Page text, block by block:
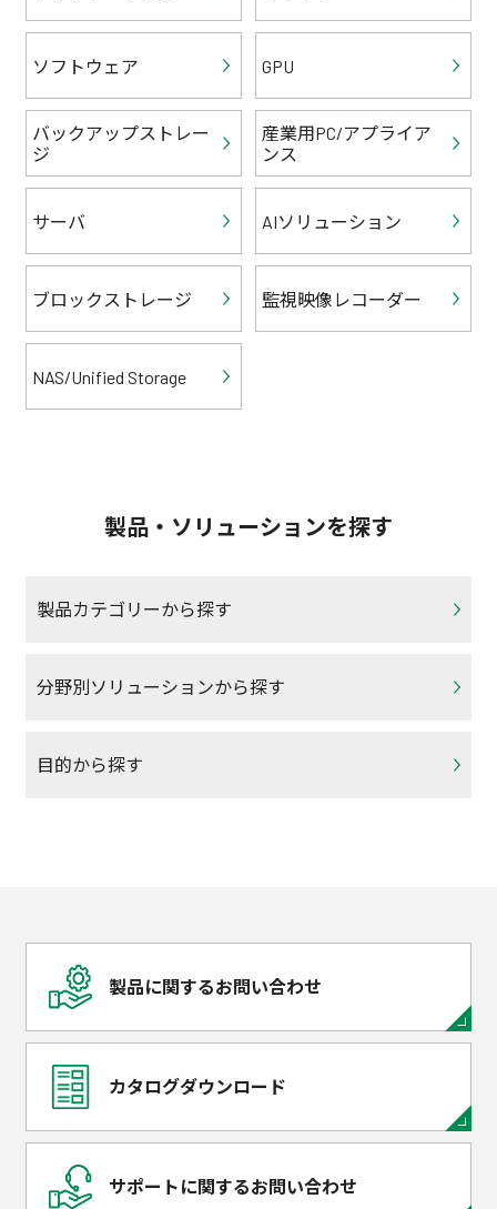
ソフトウェア GPU
バックアップストレー
ジ
産業用PC/アプライア
ンス
サーバ AIソリューション
ブロックストレージ 監視映像レコーダー
NAS/Unified Storage
製品・ソリューションを探す
製品カテゴリーから探す
分野別ソリューションから探す
目的から探す
製品に関するお問い合わせ
カタログダウンロード
サポートに関するお問い合わせ